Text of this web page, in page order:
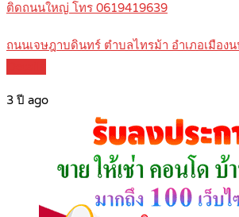
ติดถนนใหญ่ โทร 0619419639
ถนนเจษฎาบดินทร์ ตำบลไทรม้า อำเภอเมือง
3 ปี ago